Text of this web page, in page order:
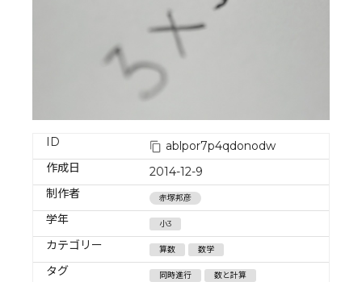
ID
ablpor7p4qdonodw
作成日
2014-12-9
制作者
赤塚邦彦
学年 小3
カテゴリー 算数 数学
タグ 同時進行 数と計算